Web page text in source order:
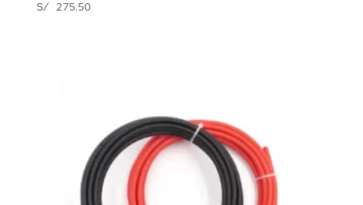
S/275.50